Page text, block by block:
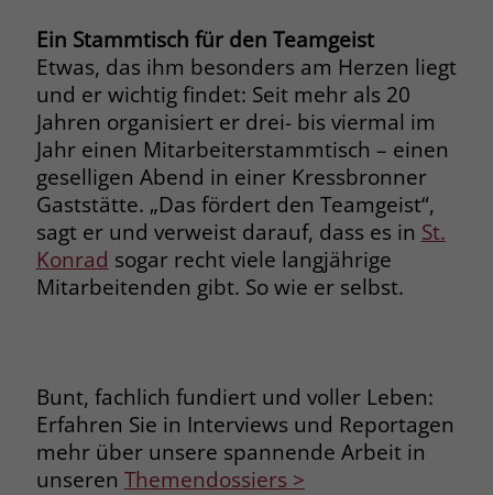
Ein Stammtisch für den Teamgeist
Etwas, das ihm besonders am Herzen liegt
und er wichtig findet: Seit mehr als 20
Jahren organisiert er drei- bis viermal im
Jahr einen Mitarbeiterstammtisch – einen
geselligen Abend in einer Kressbronner
Gaststätte. „Das fördert den Teamgeist“,
sagt er und verweist darauf, dass es in St.
Konrad sogar recht viele langjährige
Mitarbeitenden gibt. So wie er selbst.
Bunt, fachlich fundiert und voller Leben:
Erfahren Sie in Interviews und Reportagen
mehr über unsere spannende Arbeit in
unseren Themendossiers >